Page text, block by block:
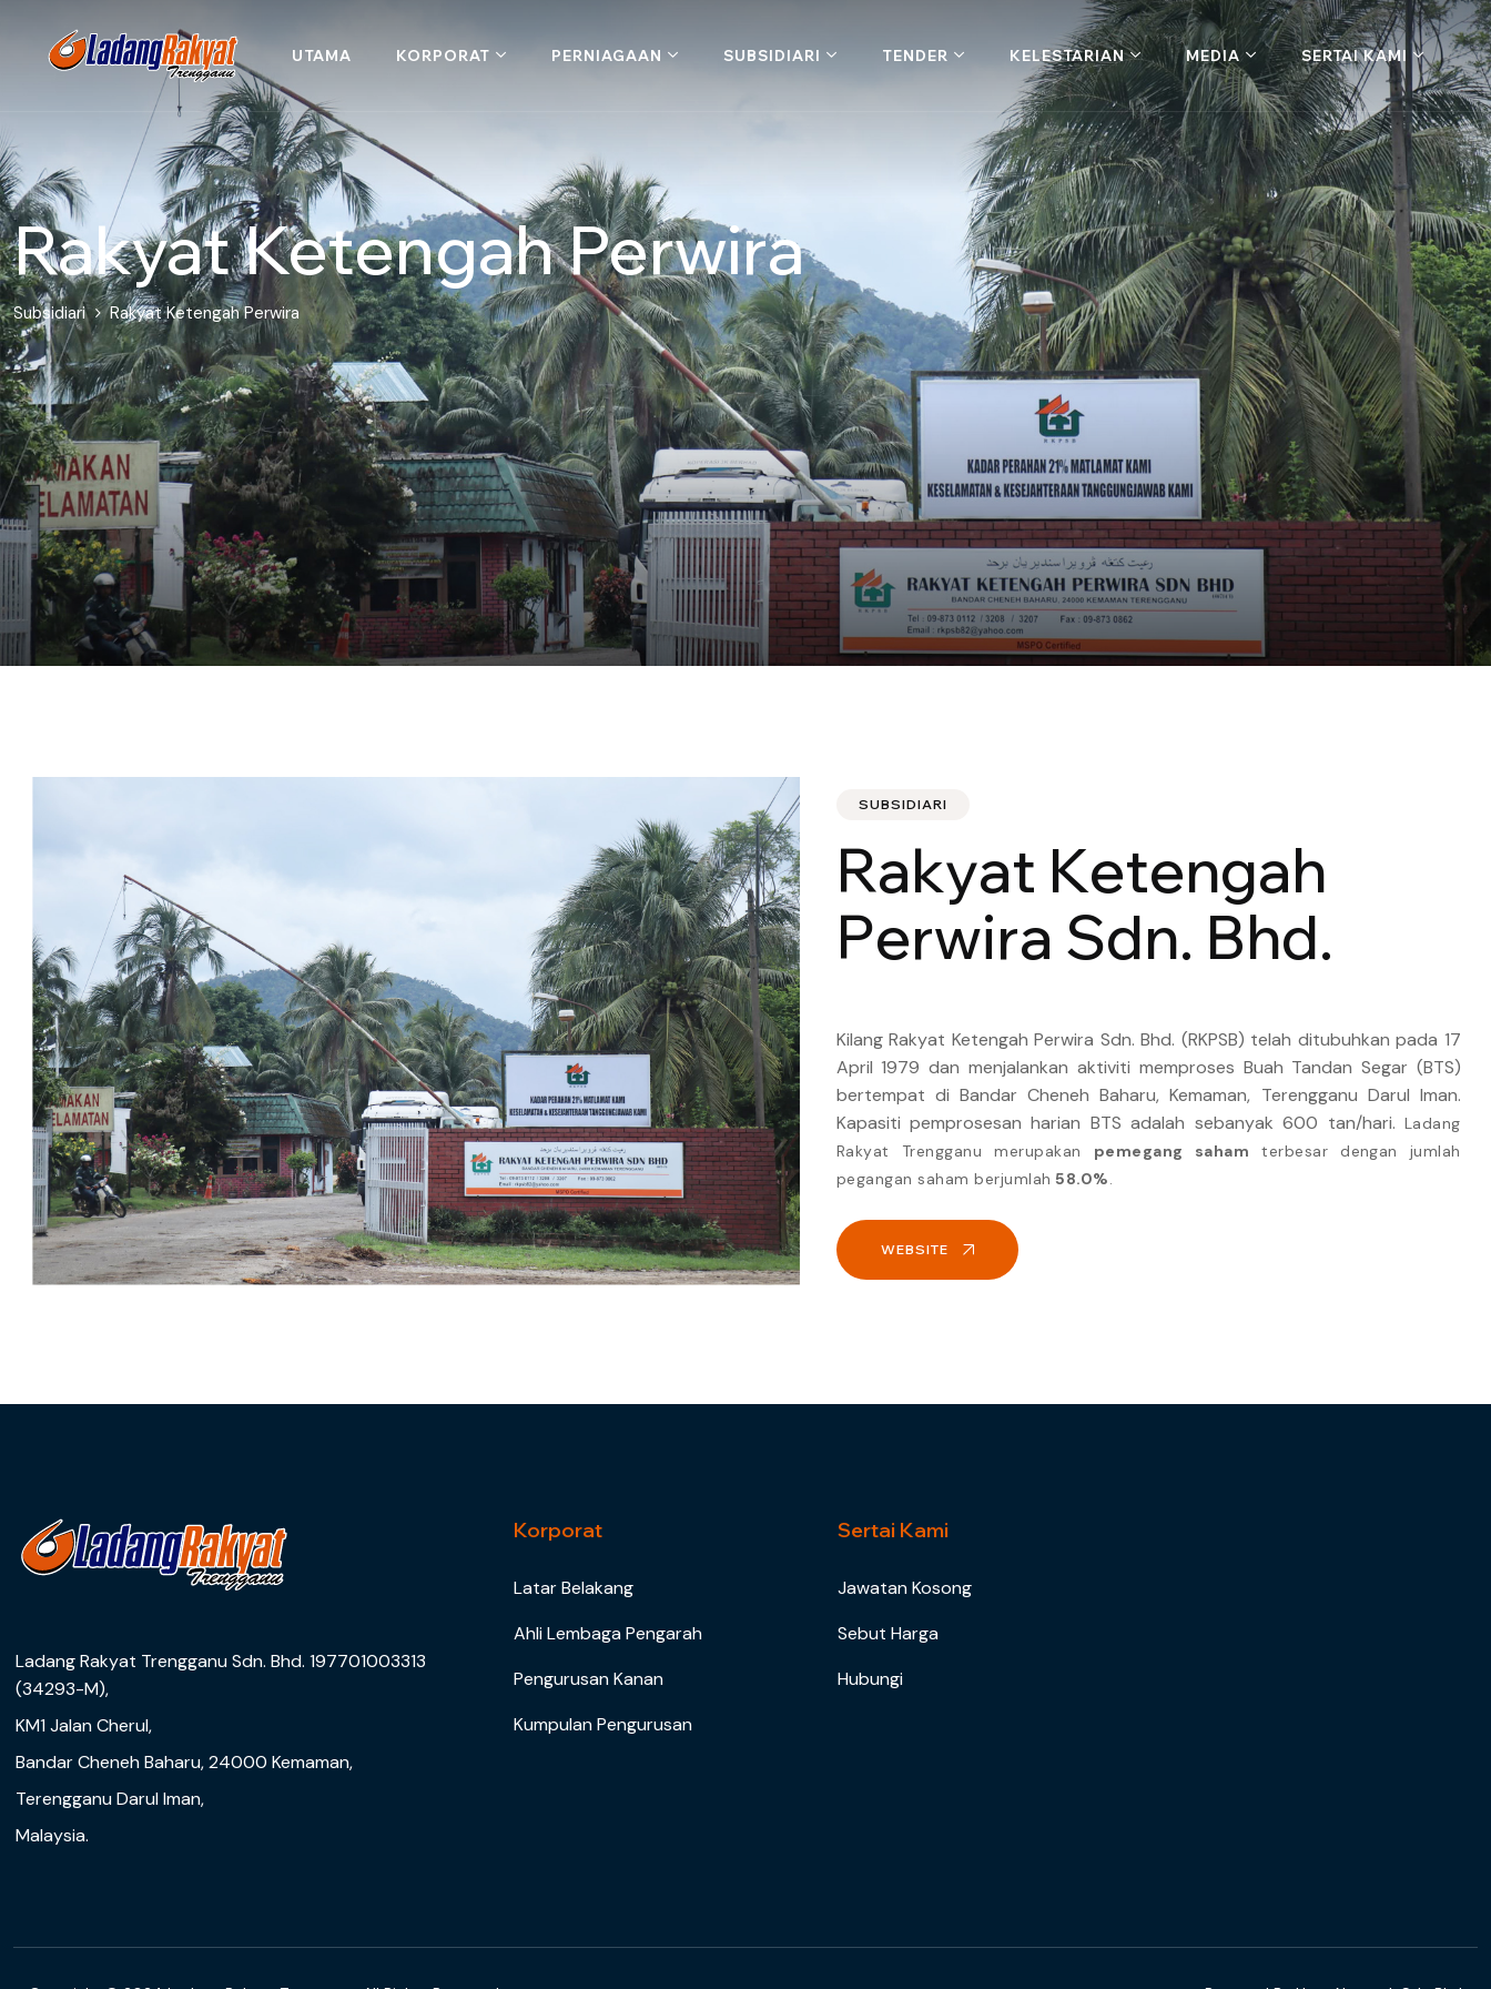
UTAMA KORPORAT PERNIAGAAN SUBSIDIARI TENDER KELESTARIAN MEDIA SERTAI KAMI
Rakyat Ketengah Perwira
Subsidiari Rakyat Ketengah Perwira
SUBSIDIARI
Rakyat Ketengah
Perwira Sdn. Bhd.
Kilang Rakyat Ketengah Perwira Sdn. Bhd. (RKPSB) telah ditubuhkan pada 17
April 1979 dan menjalankan aktiviti memproses Buah Tandan Segar (BTS)
bertempat di Bandar Cheneh Baharu, Kemaman, Terengganu Darul Iman.
Kapasiti pemprosesan harian BTS adalah sebanyak 600 tan/hari. Ladang
Rakyat Trengganu merupakan pemegang saham terbesar dengan jumlah
pegangan saham berjumlah 58.0%.
WEBSITE
Ladang Rakyat Trengganu Sdn. Bhd. 197701003313
(34293-M),
KM1 Jalan Cherul,
Bandar Cheneh Baharu, 24000 Kemaman,
Terengganu Darul Iman,
Malaysia.
Korporat
Latar Belakang
Ahli Lembaga Pengarah
Pengurusan Kanan
Kumpulan Pengurusan
Sertai Kami
Jawatan Kosong
Sebut Harga
Hubungi